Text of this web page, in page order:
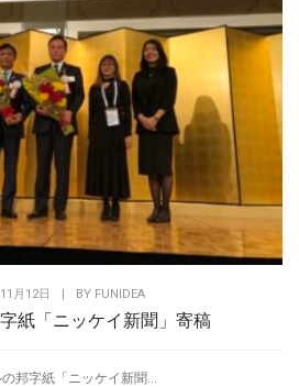
月12日 | BY FUNIDEA
紙「ニッケイ新聞」寄稿
邦字紙「ニッケイ新聞...